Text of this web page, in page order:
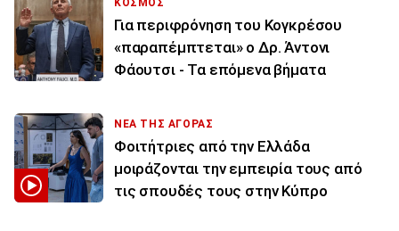
Για περιφρόνηση του Κογκρέσου
«παραπέμπτεται» ο Δρ. Άντονι
Φάουτσι - Τα επόμενα βήματα
ΝΕΑ ΤΗΣ ΑΓΟΡΑΣ
Φοιτήτριες από την Ελλάδα
μοιράζονται την εμπειρία τους από
τις σπουδές τους στην Κύπρο